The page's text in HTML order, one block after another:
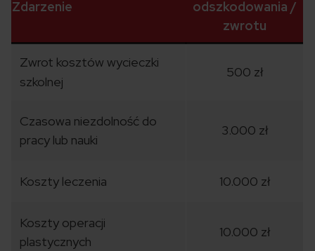
Zdarzenie
odszkodowania /
zwrotu
Zwrot kosztów wycieczki
szkolnej
500 zł
Czasowa niezdolność do
pracy lub nauki
3.000 zł
Koszty leczenia 10.000 zł
Koszty operacji
plastycznych
10.000 zł